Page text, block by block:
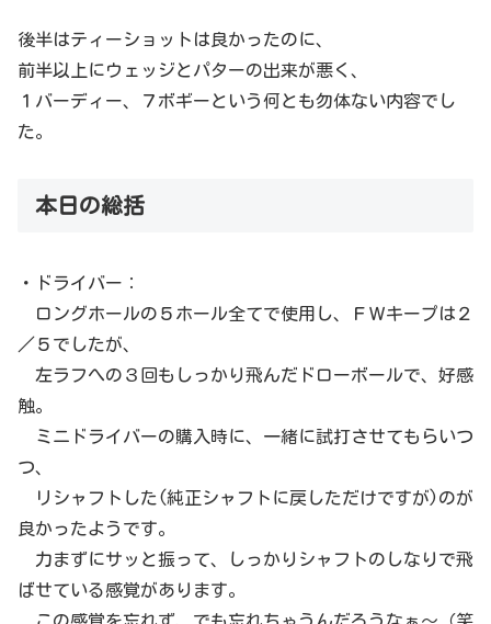
後半はティーショットは良かったのに、
前半以上にウェッジとパターの出来が悪く、
１バーディー、７ボギーという何とも勿体ない内容でし
た。
本日の総括
・ドライバー：
ロングホールの５ホール全てで使用し、ＦＷキープは２
／５でしたが、
左ラフへの３回もしっかり飛んだドローボールで、好感
触。
ミニドライバーの購入時に、一緒に試打させてもらいつ
つ、
リシャフトした(純正シャフトに戻しただけですが)のが
良かったようです。
力まずにサッと振って、しっかりシャフトのしなりで飛
ばせている感覚があります。